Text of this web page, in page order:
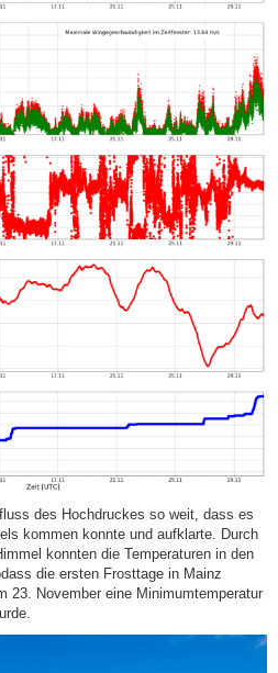
des Hochdruckes so weit, dass es
kommen konnte und aufklarte. Durch
konnten die Temperaturen in den
die ersten Frosttage in Mainz
23. November eine Minimumtemperatur